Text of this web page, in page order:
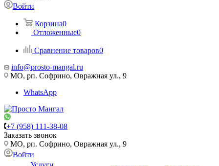
Войти
Корзина0
Отложенные0
Сравнение товаров0
info@prosto-mangal.ru
МО, рп. Софрино, Овражная ул., 9
WhatsApp
+7 (958) 111-38-08
Заказать звонок
МО, рп. Софрино, Овражная ул., 9
Войти